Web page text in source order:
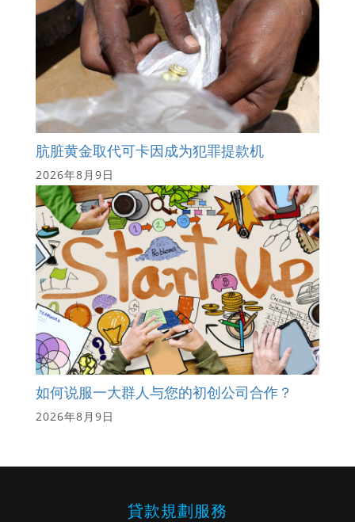
肮脏黄金取代可卡因成为犯罪提款机
2026年8月9日
如何说服一大群人与您的初创公司合作？
2026年8月9日
貸款規劃服務